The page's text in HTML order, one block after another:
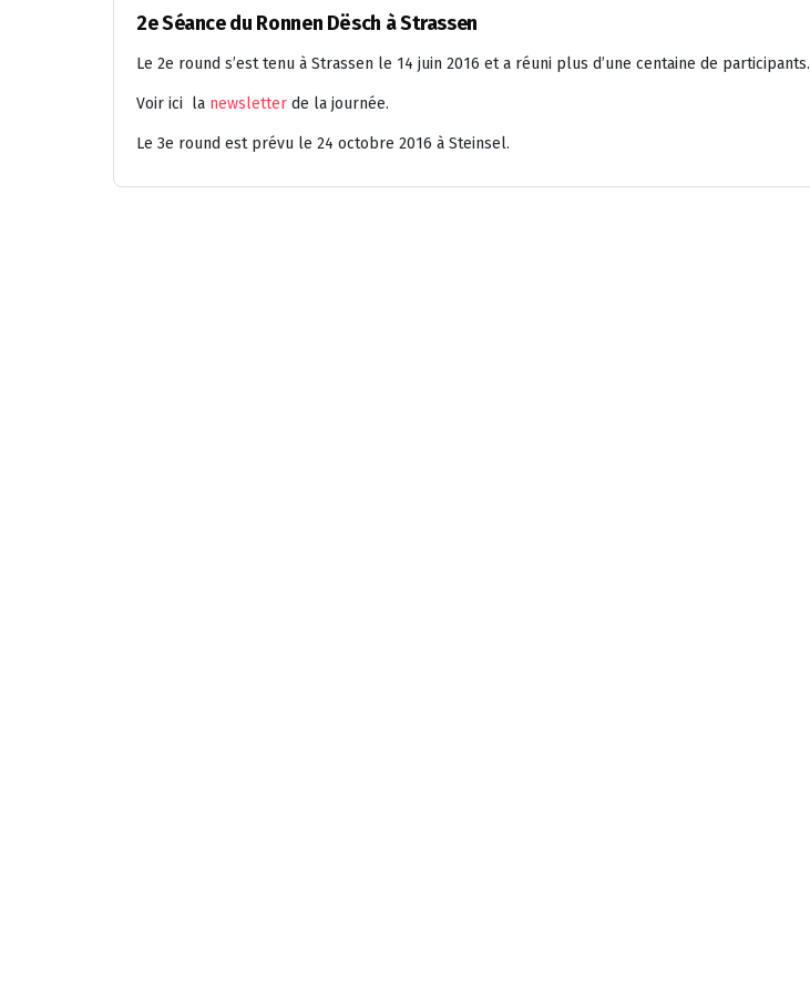
2e Séance du Ronnen Dësch à Strassen
Le 2e round s’est tenu à Strassen le 14 juin 2016 et a réuni plus d’une centaine de participants.
Voir ici la newsletter de la journée.
Le 3e round est prévu le 24 octobre 2016 à Steinsel.